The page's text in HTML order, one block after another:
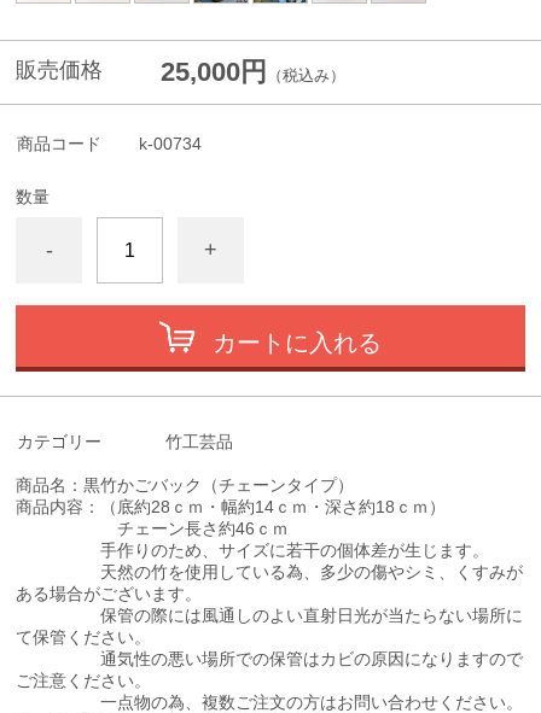
販売価格 25,000円 （税込み）
商品コード k-00734
数量
- +
カートに入れる
カテゴリー 竹工芸品
商品名：黒竹かごバック（チェーンタイプ）
商品内容：（底約28ｃｍ・幅約14ｃｍ・深さ約18ｃｍ）
チェーン長さ約46ｃｍ
手作りのため、サイズに若干の個体差が生じます。
天然の竹を使用している為、多少の傷やシミ、くすみが
ある場合がございます。
保管の際には風通しのよい直射日光が当たらない場所に
て保管ください。
通気性の悪い場所での保管はカビの原因になりますので
ご注意ください。
一点物の為、複数ご注文の方はお問い合わせください。